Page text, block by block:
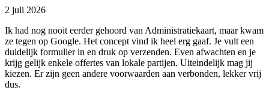
2 juli 2026
Ik had nog nooit eerder gehoord van Administratiekaart, maar kwam
ze tegen op Google. Het concept vind ik heel erg gaaf. Je vult een
duidelijk formulier in en druk op verzenden. Even afwachten en je
krijg gelijk enkele offertes van lokale partijen. Uiteindelijk mag jij
kiezen. Er zijn geen andere voorwaarden aan verbonden, lekker vrij
dus.